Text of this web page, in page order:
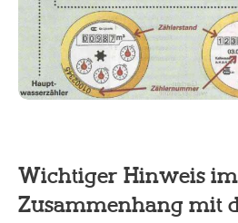
Wichtiger Hinweis im
Zusammenhang mit